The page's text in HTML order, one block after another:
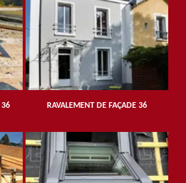
36 RAVALEMENT DE FAÇADE 36